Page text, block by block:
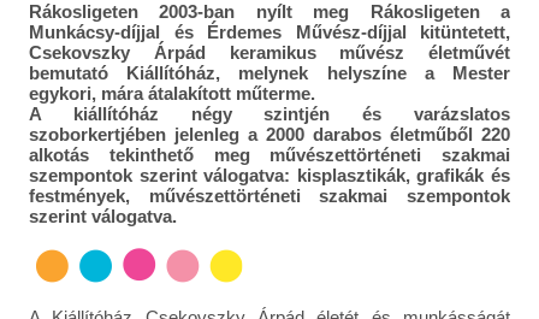
Rákosligeten 2003-ban nyílt meg Rákosligeten a
Munkácsy-díjjal és Érdemes Művész-díjjal kitüntetett,
Csekovszky Árpád keramikus művész életművét
bemutató Kiállítóház, melynek helyszíne a Mester
egykori, mára átalakított műterme.
A kiállítóház négy szintjén és varázslatos
szoborkertjében jelenleg a 2000 darabos életműből 220
alkotás tekinthető meg művészettörténeti szakmai
szempontok szerint válogatva: kisplasztikák, grafikák és
festmények, művészettörténeti szakmai szempontok
szerint válogatva.